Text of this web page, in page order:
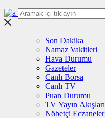
Son Dakika
Namaz Vakitleri
Hava Durumu
Gazeteler
Canlı Borsa
Canlı TV
Puan Durumu
TV Yayın Akışları
Nöbetçi Eczaneler